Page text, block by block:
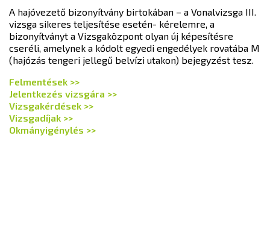
A hajóvezető bizonyítvány birtokában – a Vonalvizsga III.
vizsga sikeres teljesítése esetén- kérelemre, a
bizonyítványt a Vizsgaközpont olyan új képesítésre
cseréli, amelynek a kódolt egyedi engedélyek rovatába M
(hajózás tengeri jellegű belvízi utakon) bejegyzést tesz.
Felmentések >>
Jelentkezés vizsgára >>
Vizsgakérdések >>
Vizsgadíjak >>
Okmányigénylés >>